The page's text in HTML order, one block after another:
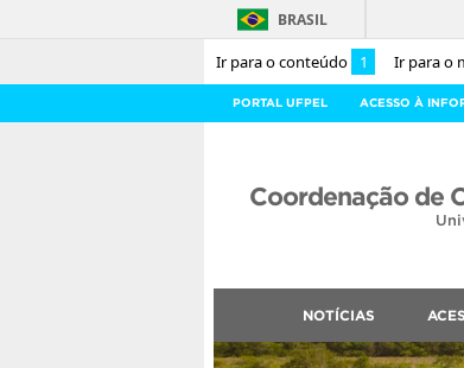
Ir para o conteúdo 1 Ir para o
BRASIL
PORTAL UFPEL ACESSO À
Coordenação de
NOTÍCIAS